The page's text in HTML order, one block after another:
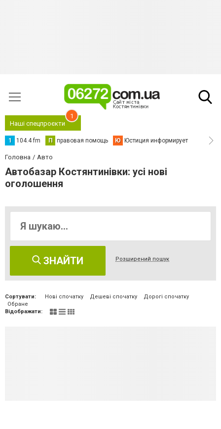
Наші спецпроєкти
1
1 104.4 fm П правовая помощь Ю Юстиция информирует
Головна Авто
Автобазар Костянтинівки: усі нові
оголошення
ЗНАЙТИ Розширений пошук
Сортувати: Нові спочатку Дешеві спочатку
Дорогі спочатку
Обране
Відображати: